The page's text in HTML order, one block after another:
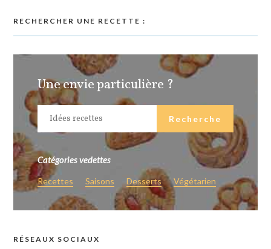
RECHERCHER UNE RECETTE :
Une envie particulière ?
Catégories vedettes
Recettes Saisons Desserts Végétarien
RÉSEAUX SOCIAUX